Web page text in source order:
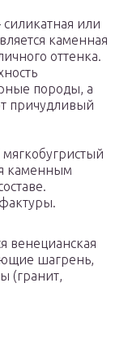
или
каменная
оттенка.
породы, а
причудливый
каменным
венецианская
шагрень,
(гранит,